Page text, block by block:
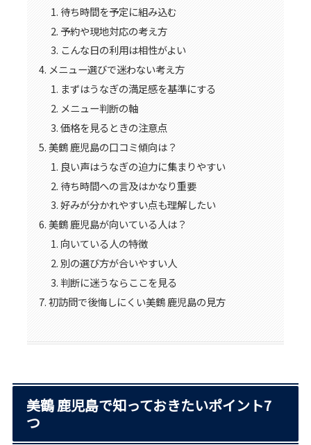
待ち時間を予定に組み込む
予約や現地対応の考え方
こんな日の利用は相性がよい
メニュー選びで迷わない考え方
まずはうなぎの満足感を基準にする
メニュー判断の軸
価格を見るときの注意点
美鶴 鹿児島の口コミ傾向は？
良い声はうなぎの迫力に集まりやすい
待ち時間への言及はかなり重要
好みが分かれやすい点も理解したい
美鶴 鹿児島が向いている人は？
向いている人の特徴
別の選び方が合いやすい人
判断に迷うならここを見る
初訪問で後悔しにくい美鶴 鹿児島の見方
美鶴 鹿児島で知っておきたいポイント7
つ